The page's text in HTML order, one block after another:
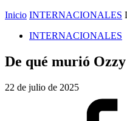
Inicio INTERNACIONALES
INTERNACIONALES
De qué murió
22 de julio de 2025